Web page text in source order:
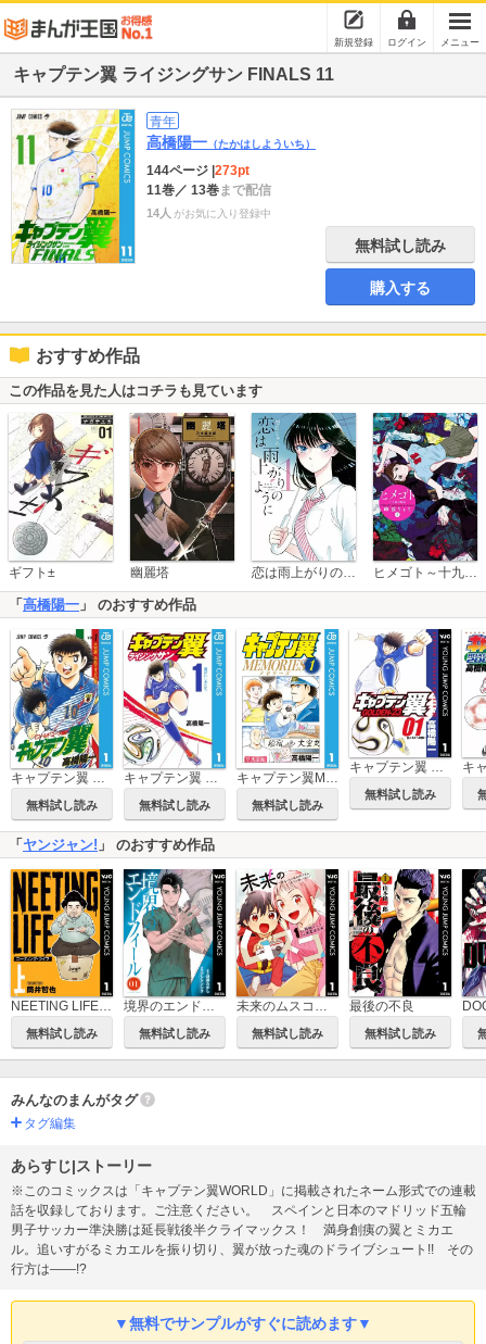
新規登録 ログイン メニュー
キャプテン翼 ライジングサン FINALS 11
青年
高橋陽一 （たかはしよういち）
144ページ 273pt
11巻／ 13巻まで配信
14人 がお気に入り登録中
無料試し読み
購入する
おすすめ作品
この作品を見た人はコチラも見ています
ギフト± 幽麗塔 恋は雨上がりのように ヒメゴト～十九歳の制服～
「 高橋陽一 」 のおすすめ作品
キャプテン翼 ワールドユース編
無料試し読み 無料試し読み 無料試し読み
無料試し読み
「 ヤンジャン! 」 のおすすめ作品
NEETING LIFE ニーティング・ライフ
無料試し読み
境界のエンドフィール
無料試し読み
未来のムスコ～恋人いない歴10年の私に息子が降ってきた！
無料試し読み
最後の不良
無料試し読み
みんなのまんがタグ
タグ編集
あらすじ|ストーリー
※このコミックスは「キャプテン翼WORLD」に掲載されたネーム形式での連載
話を収録しております。ご注意ください。 スペインと日本のマドリッド五輪
男子サッカー準決勝は延長戦後半クライマックス！ 満身創痍の翼とミカエ
ル。追いすがるミカエルを振り切り、翼が放った魂のドライブシュート!! その
行方は――!?
▼無料でサンプルがすぐに読めます▼